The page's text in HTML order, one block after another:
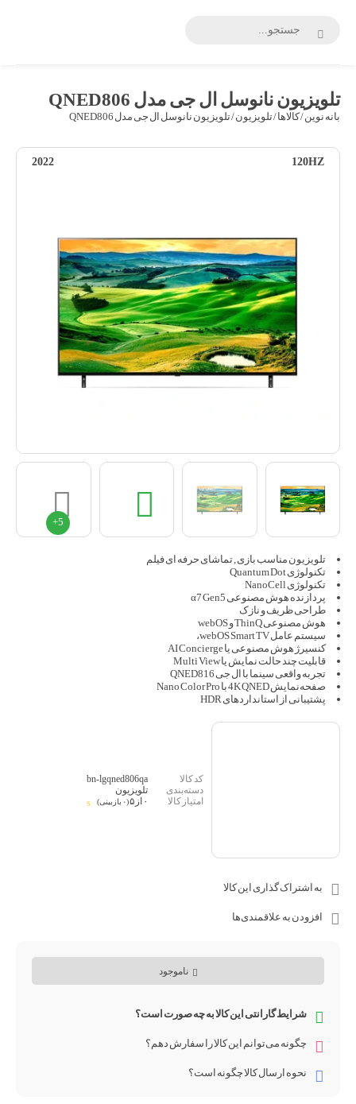
تلویزیون نانوسل ال جی مدل QNED806
بانه نوین/کالاها/تلویزیون/ تلویزیون نانوسل ال جی مدل QNED806
120HZ
2022
تلویزیون مناسب بازی , تماشای حرفه ای فیلم
تکنولوژی Quantum Dot
تکنولوژی NanoCell
پردازنده هوش مصنوعی α7 Gen5
طراحی ظریف و نازک
هوش مصنوعی ThinQ و webOS
سیستم عامل webOS Smart TV،
کنسیرژ هوش مصنوعی یا AI Concierge
قابلیت چند حالت نمایش یا Multi View
تجربه واقعی سینما با ال جی QNED816
صفحه‌نمایش 4K QNED با Nano Color Pro
پشتیبانی از استانداردهای HDR
bn-lgqned806qa
تلویزیون
۰ از ۵
(۰ بازبینی)
به اشتراک گذاری این کالا
افزودن به علاقمندی‌ها
ناموجود
شرایط گارانتی این کالا به چه صورت است؟
چگونه می‌توانم این کالا را سفارش دهم؟
نحوه ارسال کالا چگونه است؟